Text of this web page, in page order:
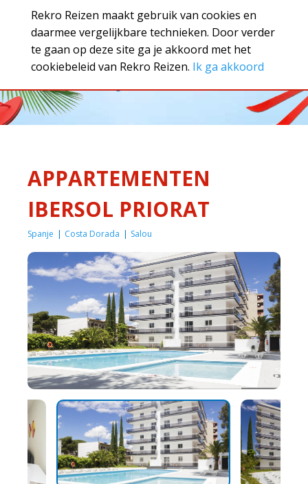
Rekro Reizen maakt gebruik van cookies en
daarmee vergelijkbare technieken. Door verder
te gaan op deze site ga je akkoord met het
cookiebeleid van Rekro Reizen. Ik ga akkoord
Boek jouw vakantie!
APPARTEMENTEN
IBERSOL PRIORAT
Spanje Costa Dorada Salou